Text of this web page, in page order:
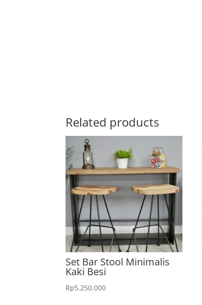
Related products
Set Bar Stool Minimalis
Kaki Besi
Rp5.250.000